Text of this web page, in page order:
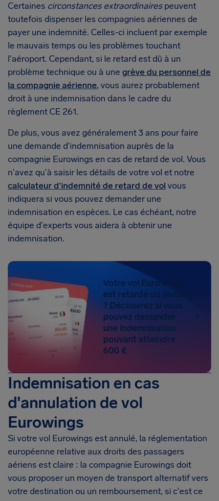
Certaines circonstances extraordinairespeuvent
toutefois dispenser les compagnies aériennes de
payer une indemnité. Celles-ci incluent par exemple
le mauvais temps ou les problèmes touchant
l'aéroport. Cependant, si le retard est dû à un
problème technique ou à une grève du personnel de
la compagnie aérienne, vous aurez probablement
droit à une indemnisation dans le cadre du
règlement CE 261.
De plus, vous avez généralement 3 ans pour faire
une demande d'indemnisation auprès de la
compagnie Eurowings en cas de retard de vol. Vous
n'avez qu'à saisir les détails de votre vol et notre
calculateur d'indemnité de retard de vol vous
indiquera si vous pouvez demander une
indemnisation en espèces. Le cas échéant, notre
équipe d'experts vous aidera à obtenir une
indemnisation.
Votre vol Eurowings
est retardé ou annulé
? Découvrez si vous
pouvez demander
une indemnisation
pouvant atteindre
600 €
Indemnisation en cas
d'annulation de vol
Eurowings
Si votre vol Eurowings est annulé, la réglementation
européenne relative aux droits des passagers
aériens est claire : la compagnie Eurowings doit
vous proposer un moyen de transport alternatif vers
votre destination ou un remboursement, si c'est ce